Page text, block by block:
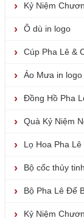
Kỷ Niệm
Ô dù in logo
Cúp Pha Lê &
Áo Mưa in logo
Đồng Hồ Pha
Quà Kỷ Niệm
Lọ Hoa Pha Lê
Bộ cốc thủy tinh
Bộ Pha Lê Để
Kỷ Niệm